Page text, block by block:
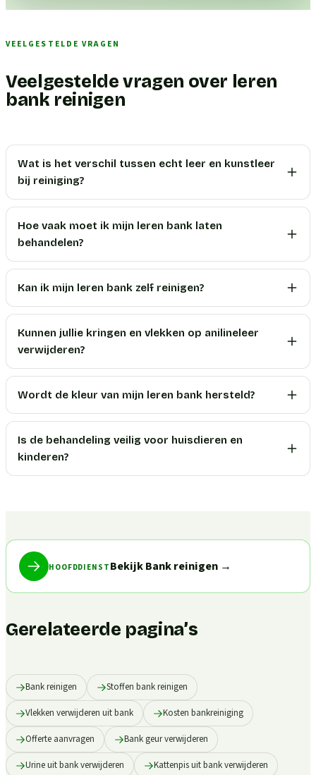
VEELGESTELDE VRAGEN
Veelgestelde vragen over leren
bank reinigen
Wat is het verschil tussen echt leer en kunstleer
bij reiniging?
Hoe vaak moet ik mijn leren bank laten
behandelen?
Kan ik mijn leren bank zelf reinigen?
Kunnen jullie kringen en vlekken op anilineleer
verwijderen?
Wordt de kleur van mijn leren bank hersteld?
Is de behandeling veilig voor huisdieren en
kinderen?
HOOFDDIENST Bekijk Bank reinigen→
Gerelateerde pagina’s
Bank reinigen Stoffen bank reinigen
Vlekken verwijderen uit bank Kosten bankreiniging
Offerte aanvragen Bank geur verwijderen
Urine uit bank verwijderen Kattenpis uit bank verwijderen